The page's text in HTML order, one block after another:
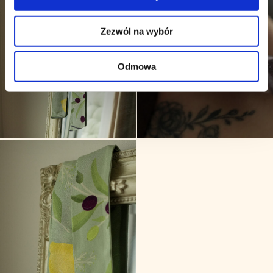
Zezwól na wybór
Odmowa